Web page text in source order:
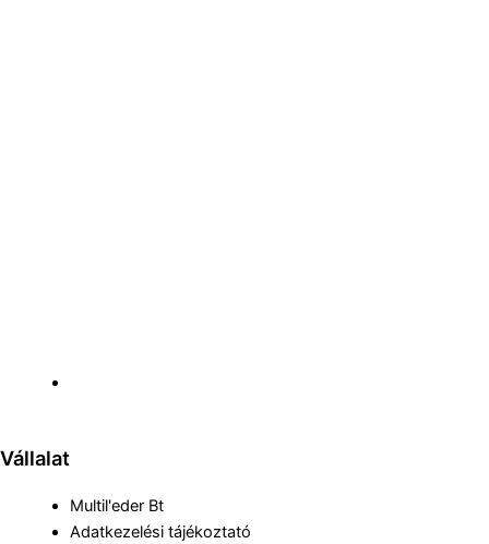
Vállalat
Multil'eder Bt
Adatkezelési tájékoztató